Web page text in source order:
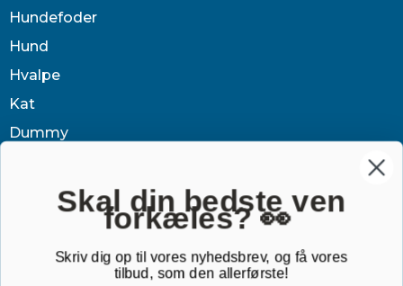
Hundefoder
Hund
Hvalpe
Kat
Dummy
Tøj & jagt
Sovetid
Skal din bedste ven
forkæles? 👀
Skriv dig op til vores nyhedsbrev, og få vores
tilbud, som den allerførste!